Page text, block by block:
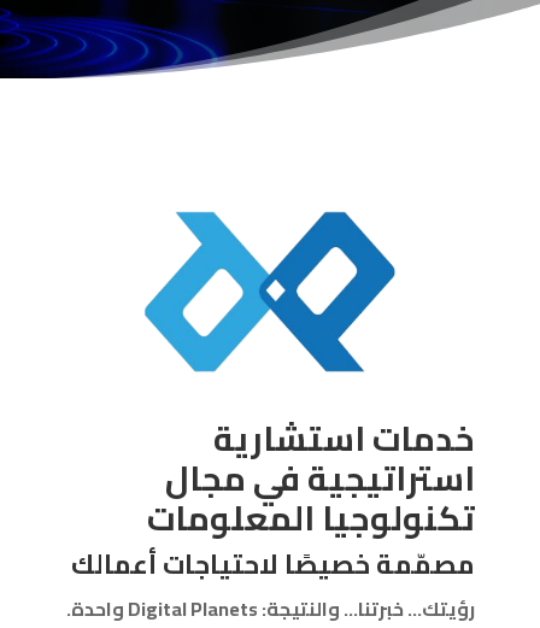
خدمات استشارية
استراتيجية في مجال
تكنولوجيا المعلومات
مصمّمة خصيصًا لاحتياجات أعمالك
رؤيتك… خبرتنا… والنتيجة: Digital Planets واحدة.